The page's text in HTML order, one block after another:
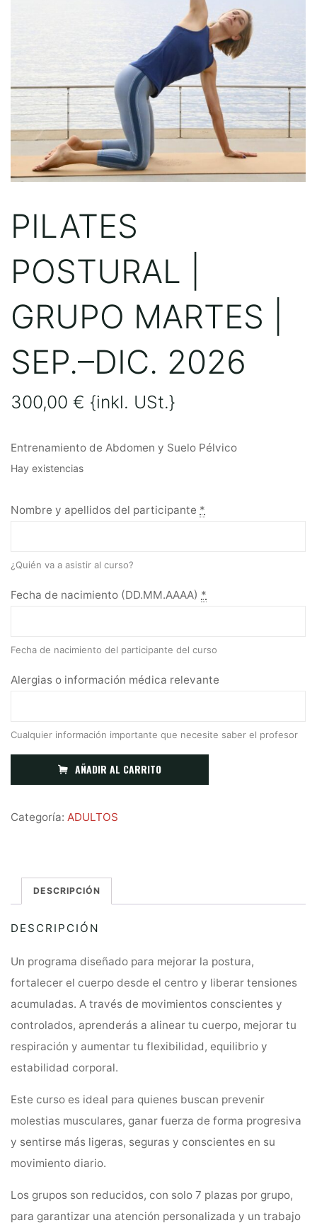
PILATES
POSTURAL |
GRUPO MARTES |
SEP.–DIC. 2026
300,00€ {inkl. USt.}
Entrenamiento de Abdomen y Suelo Pélvico
Hay existencias
Nombre y apellidos del participante *
¿Quién va a asistir al curso?
Fecha de nacimiento (DD.MM.AAAA) *
Fecha de nacimiento del participante del curso
Alergias o información médica relevante
Cualquier información importante que necesite saber el profesor
AÑADIR AL CARRITO
l
v
e
Categoría: ADULTOS
DESCRIPCIÓN
DESCRIPCIÓN
Un programa diseñado para mejorar la postura,
fortalecer el cuerpo desde el centro y liberar tensiones
acumuladas. A través de movimientos conscientes y
controlados, aprenderás a alinear tu cuerpo, mejorar tu
respiración y aumentar tu flexibilidad, equilibrio y
estabilidad corporal.
Este curso es ideal para quienes buscan prevenir
molestias musculares, ganar fuerza de forma progresiva
y sentirse más ligeras, seguras y conscientes en su
movimiento diario.
Los grupos son reducidos, con solo 7 plazas por grupo,
para garantizar una atención personalizada y un trabajo